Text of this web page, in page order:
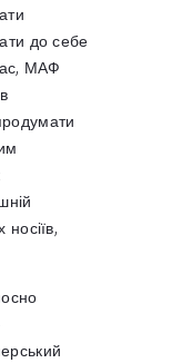
до себе
МАФ